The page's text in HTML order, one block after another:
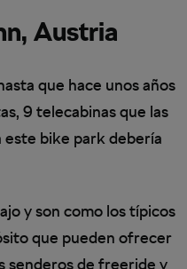
Austria
que hace unos años
9 telecabinas que las
este bike park debería
y son como los típicos
que pueden ofrecer
senderos de freeride y